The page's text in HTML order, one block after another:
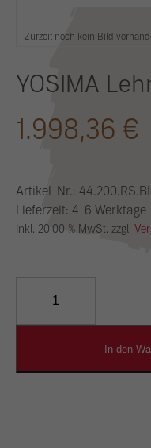
Zurzeit noch kein Bild
YOSIMA
1.998,36 €
Artikel-Nr.:
Lieferzeit: 4-6 Werktage
Inkl. 20.00 % MwSt. zzgl.
Designputz
In den